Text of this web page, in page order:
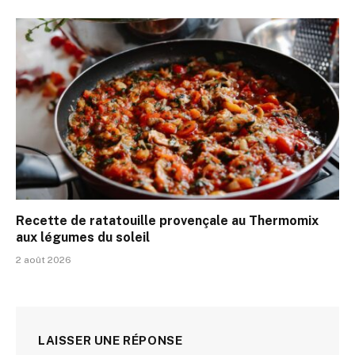
Recette de ratatouille provençale au Thermomix
aux légumes du soleil
2 août 2026
LAISSER UNE RÉPONSE